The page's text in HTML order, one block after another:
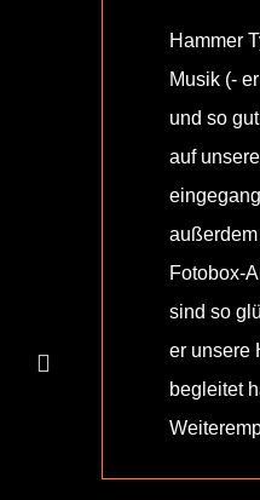
Hammer
Musik (-
und so
auf
Fotobox-
sind so
er unsere
begleitet